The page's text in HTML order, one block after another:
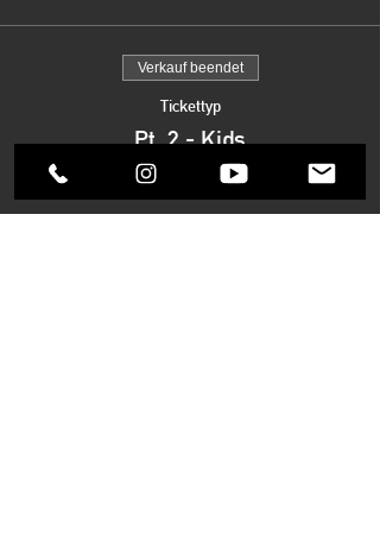
Verkauf beendet
Tickettyp
Pt. 2 - Kids
Mehr Infos